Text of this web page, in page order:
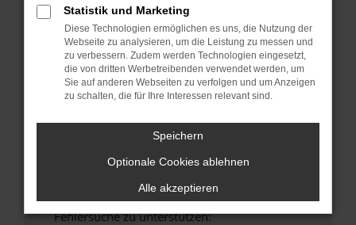
Betriebssystem auf dem neuesten Stand
sind.
Veraltete Software birgt nicht nur ein
Sicherheitsrisiko, sondern kann auch dazu
führen, dass bestimmte Funktionen nicht mehr
unterstützt werden.
Wende dich an den Webseitenbetreiber.
Wenn du alle oben genannten Schritte versucht
hast, kontaktiere uns bitte. Wir werden
versuchen, das Problem zu beheben. Du kannst
uns diesen Text schicken, um uns bei der
Fehlersuche zu unterstützen:
Statistik und Marketing
Diese Technologien ermöglichen es uns, die Nutzung der
Webseite zu analysieren, um die Leistung zu messen und
zu verbessern. Zudem werden Technologien eingesetzt,
die von dritten Werbetreibenden verwendet werden, um
Sie auf anderen Webseiten zu verfolgen und um Anzeigen
zu schalten, die für Ihre Interessen relevant sind.
Speichern
Optionale Cookies ablehnen
Alle akzeptieren